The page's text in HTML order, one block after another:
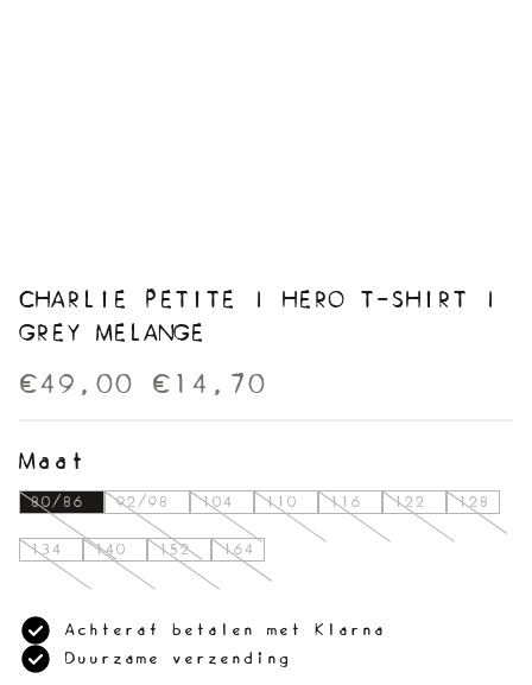
CHARLIE PETITE | HERO T-SHIRT |
GREY MELANGE
€49,00 €14,70
Maat
80/86 92/98 104 110 116 122 128
134 140 152 164
Achteraf betalen met Klarna
Duurzame verzending